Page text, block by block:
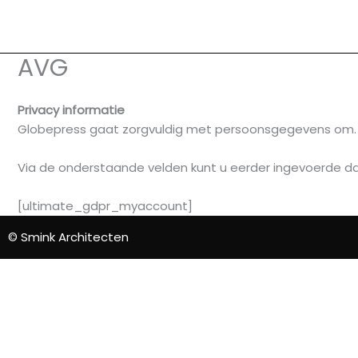
inhoudAVG
Privacy informatie
Globepress gaat zorgvuldig met persoonsgegevens
Via de onderstaande velden kunt u eerder ingevoerde
[ultimate_gdpr_myaccount]
© Smink Architecten